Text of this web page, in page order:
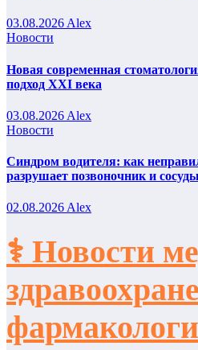
03.08.2026 Alex
Новости
Новая современная
подход XXI века
03.08.2026 Alex
Новости
Синдром водителя: как
разрушает позвоночник и сосуды
02.08.2026Alex
⚕️ Новости